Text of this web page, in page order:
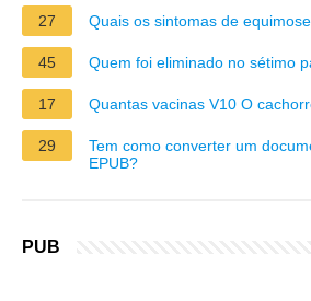
27 Quais os sintomas de
45 Quem foi eliminado no sétimo
17 Quantas vacinas V10 O
29
Tem como converter um
EPUB?
PUB